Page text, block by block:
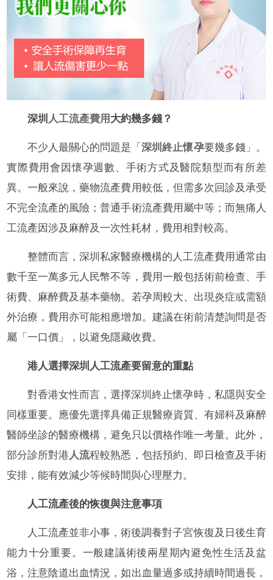
深圳 人工流產費用 大約幾多錢？
不少人最關心的問題是「深圳終止懷孕要幾多錢」。
實際費用會因懷孕週數、手術方式及醫院類型而有所差
異。一般來說，藥物流產費用較低，但需多次回診及承受
不完全流產的風險；普通手術流產費用屬中等；而無痛人
工流產因涉及麻醉及一次性耗材，費用相對較高。
整體而言，深圳私家醫療機構的人工流產費用通常由
數千至一萬多元人民幣不等，費用一般包括術前檢查、手
術費、麻醉費及基本藥物。若孕周較大、出現炎症或需額
外治療，費用亦可能相應增加。建議在術前清楚詢問是否
屬「一口價」，以避免隱藏收費。
港人選擇深圳人工流產要留意的重點
對香港女性而言，選擇深圳終止懷孕時，私隱與安全
同樣重要。應優先選擇具備正規醫療資質、有婦科及麻醉
醫師坐診的醫療機構，避免只以價格作唯一考量。此外，
部分診所對港 人流程較熟悉，包括預約、即日檢查及手術
安排，能有效減少等候時間與心理壓力。
人工流產後的恢復與注意事項
人工流產並非小事，術後調養對子宮恢復及日後生育
能力十分重要。一般建議術後兩星期內避免性生活及盆
浴，注意陰道出血情況，如出血量過多或持續時間過長，